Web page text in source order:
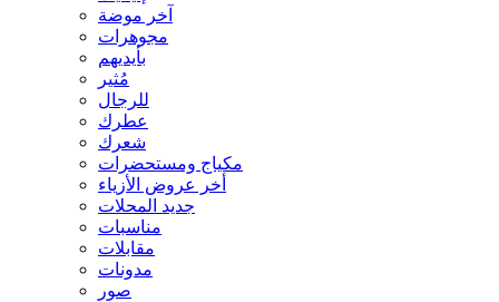
آخر موضة
مجوهرات
بأيديهم
مُثير
للرجال
عطرك
شعرك
مكياج ومستحضرات
أخر عروض الأزياء
جديد المحلات
مناسبات
مقابلات
مدونات
صور